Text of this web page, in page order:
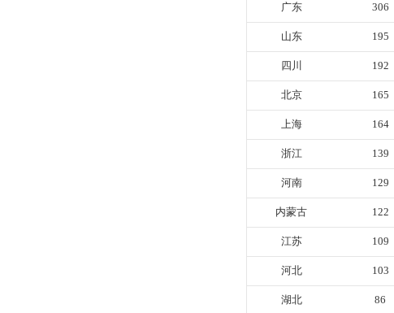
用氢气终端销售价格
将投放10000辆！青岛氢能共享单车
有新进程
广东 306
山东 195
四川 192
北京 165
上海 164
浙江 139
河南 129
内蒙古 122
江苏 109
河北 103
湖北 86